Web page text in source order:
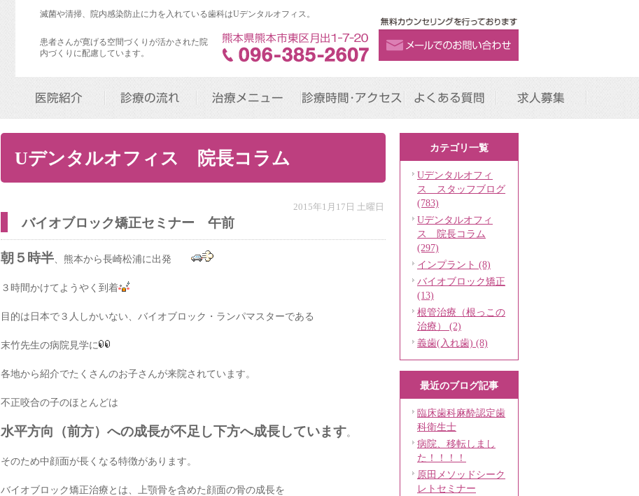
滅菌や清掃、院内感染防止に力を入れている歯科はUデンタルオフィス。
患者さんが寛げる空間づくりが活かされた院
内づくりに配慮しています。
医院紹介 診療の流れ 治療メニュー 診療時間･アクセス よくある質問 求人募集
Uデンタルオフィス 院長コラム
2015年1月17日 土曜日
バイオブロック矯正セミナー 午前
朝５時半 、熊本から長崎松浦に出発
３時間かけてようやく到着
目的は日本で３人しかいない、バイオブロック・ランパマスターである
末竹先生の病院見学に
各地から紹介でたくさんのお子さんが来院されています。
不正咬合の子のほとんどは
水平方向（前方）への成長が不足し下方へ成長しています。
そのため中顔面が長くなる特徴があります。
バイオブロック矯正治療とは、上顎骨を含めた顔面の骨の成長を
カテゴリ一覧
Uデンタルオフィ
ス スタッフブログ
(783)
Uデンタルオフィ
ス 院長コラム
(297)
インプラント (8)
バイオブロック矯正
(13)
根管治療（根っこの
治療） (2)
義歯(入れ歯) (8)
最近のブログ記事
臨床歯科麻酔認定歯
科衛生士
病院、移転しまし
た！！！！
原田メソッドシーク
レトセミナー